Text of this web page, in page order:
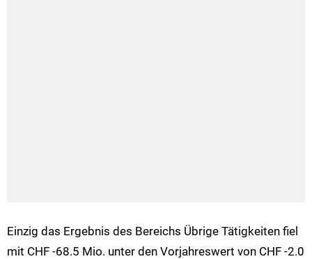
Einzig das Ergebnis des Bereichs Übrige Tätigkeiten fiel
mit CHF -68.5 Mio. unter den Vorjahreswert von CHF -2.0